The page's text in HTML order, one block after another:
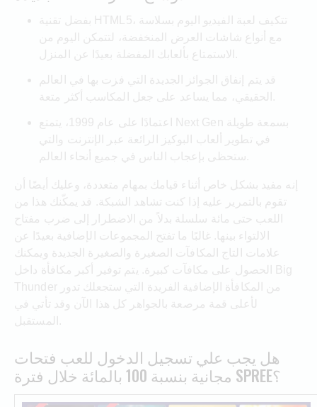
بفضل تقنية HTML5، تتكيف لعبة الفيديو اليوم بسلاسة
مع أنواع شاشات العرض المنخفضة، لتتمكن اليوم من
الاستمتاع بألعابك المفضلة بعيدًا عن المنزل.
قد يتم إنفاق الجوائز الجديدة التي فزت بها في العالم
الحقيقي، مما يساعد على جعل المكاسب أكثر متعة.
اعتمادًا على عام 1999، يتمتع Next Gen بسمعة طويلة
في تطوير ألعاب البوكيز الرائعة عبر الإنترنت والتي
ستحظى بإعجاب الناس في جميع أنحاء العالم.
إنه مفيد بشكل خاص أثناء قيامك بمهام متعددة، وعليك أيضًا أن
تقوم بالتمرير عليه إذا كنت تشاهد الشبكة. قد يمكّنك هذا من
اللعب حتى مائة سلسلة بدلاً من الاضطرار إلى ضرب مفتاح
الالتواء بينها. غالبًا ما تفتح المجموعات الإضافية بعيدًا عن
علامات التاج المكافآت الصغيرة والصغيرة الجديدة ويمكنك
الحصول على مكافآت كبيرة. يتم توفير أكبر مكافأة داخل Big
Thunder من المكافأة الإضافية الفريدة التي ستجعلك تدور
لأعلى قمة مرصعة بالجواهر كل هذا الآن وقد تأتي في
المستقبل.
هل يجب علي تسجيل الدخول للعب فتحات
مجانية بنسبة 100 بالمائة خلال فترة SPREE؟